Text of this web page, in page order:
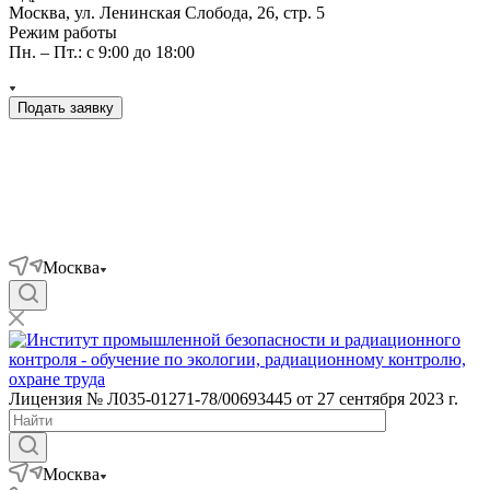
Москва, ул. Ленинская Слобода, 26, стр. 5
Режим работы
Пн. – Пт.: с 9:00 до 18:00
Подать заявку
Москва
Лицензия № Л035-01271-78/00693445 от 27 сентября 2023 г.
Москва